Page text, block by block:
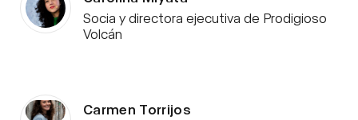
Socia y directora ejecutiva de Prodigioso
Volcán
Carmen Torrijos